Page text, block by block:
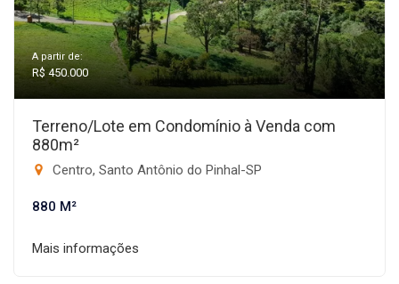
A partir de:
R$ 450.000
Terreno/Lote em Condomínio à Venda com
880m²
Centro, Santo Antônio do Pinhal-SP
880 M²
Mais informações